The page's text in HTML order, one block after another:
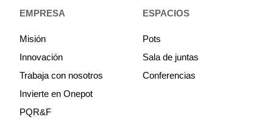
EMPRESA
Misión
Innovación
Trabaja con nosotros
Invierte en Onepot
PQR&F
ESPACIOS
Pots
Sala de juntas
Conferencias